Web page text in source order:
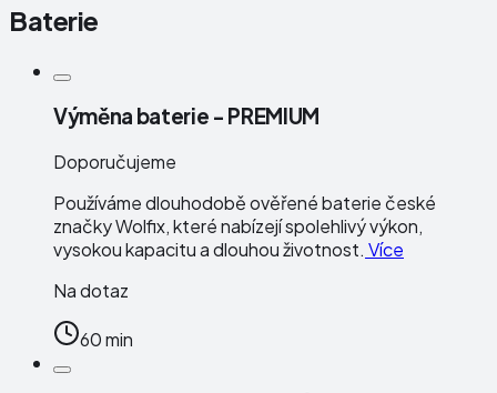
Baterie
Výměna baterie - PREMIUM
Doporučujeme
Používáme dlouhodobě ověřené baterie české
značkyWolfix, které nabízejí spolehlivý výkon,
vysokou kapacitu a dlouhou životnost. Více
Na dotaz
60 min